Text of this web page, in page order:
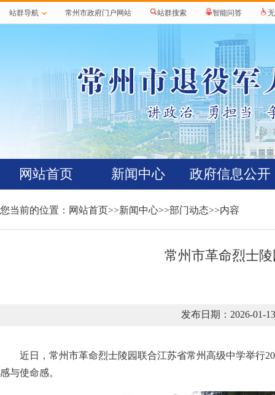
站群导航 常州市政府门户网站 站群搜索 智能问答
网站首页 新闻中心 政府信息公开
您当前的位置： 网站首页>>新闻中心>>部门动态>>内容
常州市革命烈士
发布日期：2026-01-
近日，常州市革命烈士陵园联合江苏省常州高级中学举行
感与使命感。